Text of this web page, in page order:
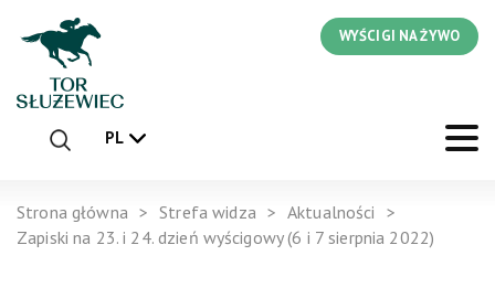
WYŚCIGI NA ŻYWO
PL
Strona główna Strefa widza
Aktualności
Zapiski na 23. i 24. dzień wyścigowy (6 i 7 sierpnia 2022)